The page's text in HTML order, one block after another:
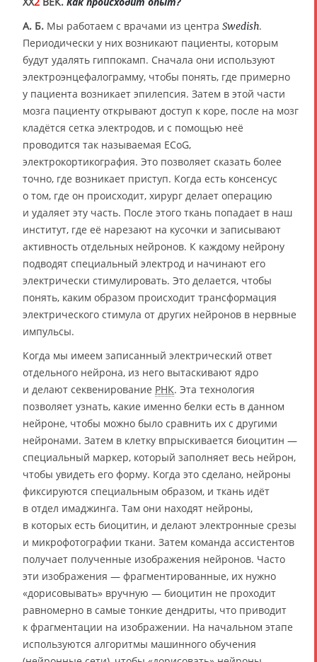
А. Б. Мы работаем с врачами из центра Swedish.
Периодически у них возникают пациенты, которым
будут удалять гиппокамп. Сначала они используют
электроэнцефалограмму, чтобы понять, где примерно
у пациента возникает эпилепсия. Затем в этой части
мозга пациенту открывают доступ к коре, после на мозг
кладётся сетка электродов, и с помощью неё
проводится так называемая ECoG,
электрокортикография. Это позволяет сказать более
точно, где возникает приступ. Когда есть консенсус
о том, где он происходит, хирург делает операцию
и удаляет эту часть. После этого ткань попадает в наш
институт, где её нарезают на кусочки и записывают
активность отдельных нейронов. К каждому нейрону
подводят специальный электрод и начинают его
электрически стимулировать. Это делается, чтобы
понять, каким образом происходит трансформация
электрического стимула от других нейронов в нервные
импульсы.
Когда мы имеем записанный электрический ответ
отдельного нейрона, из него вытаскивают ядро
и делают секвенирование РНК. Эта технология
позволяет узнать, какие именно белки есть в данном
нейроне, чтобы можно было сравнить их с другими
нейронами. Затем в клетку впрыскивается биоцитин —
специальный маркер, который заполняет весь нейрон,
чтобы увидеть его форму. Когда это сделано, нейроны
фиксируются специальным образом, и ткань идёт
в отдел имаджинга. Там они находят нейроны,
в которых есть биоцитин, и делают электронные срезы
и микрофотографии ткани. Затем команда ассистентов
получает полученные изображения нейронов. Часто
эти изображения — фрагментированные, их нужно
«дорисовывать» вручную — биоцитин не проходит
равномерно в самые тонкие дендриты, что приводит
к фрагментации на изображении. На начальном этапе
используются алгоритмы машинного обучения